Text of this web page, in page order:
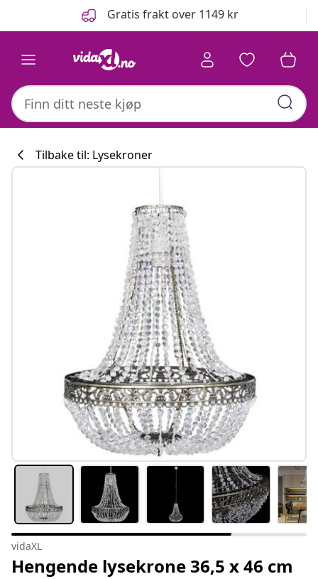
Gratis frakt over 1149 kr
Tilbake til: Lysekroner
vidaXL
Hengende lysekrone 36,5 x 46 cm